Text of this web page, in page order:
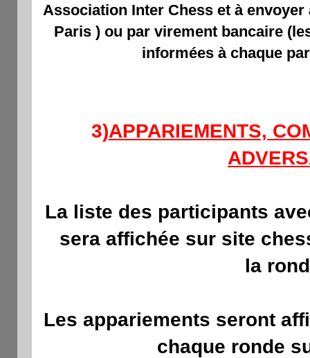
Association Inter Chess et à envoyer
Paris ) ou par virement bancaire
informées à chaque
3)APPARIEMENTS,
La liste des participants
sera affichée sur site
la
Les appariements seront
chaque ronde